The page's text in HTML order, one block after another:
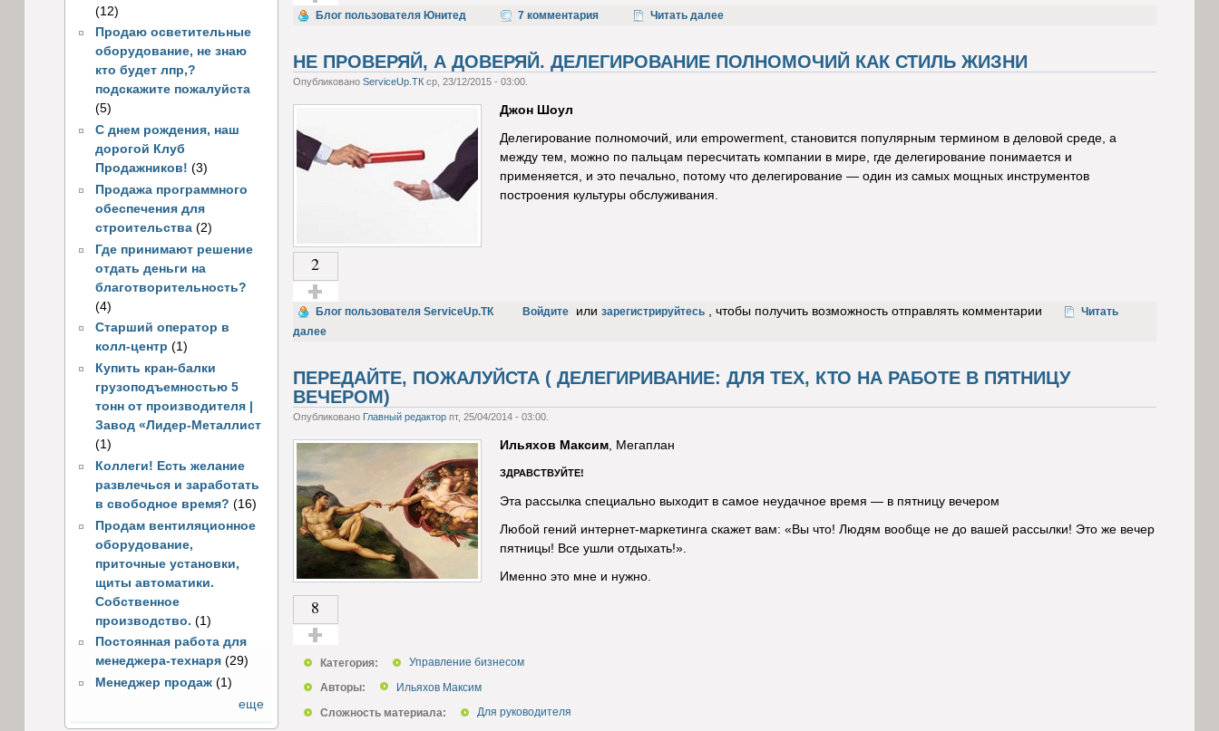
(12)
Продаю осветительные
оборудование, не знаю
кто будет лпр,?
подскажите пожалуйста
(5)
С днем рождения, наш
дорогой Клуб
Продажников! (3)
Продажа программного
обеспечения для
строительства (2)
Где принимают решение
отдать деньги на
благотворительность?
(4)
Старший оператор в
колл-центр (1)
Купить кран-балки
грузоподъемностью 5
тонн от производителя |
Завод «Лидер-Металлист
(1)
Коллеги! Есть желание
развлечься и заработать
в свободное время? (16)
Продам вентиляционное
оборудование,
приточные установки,
щиты автоматики.
Собственное
производство. (1)
Постоянная работа для
менеджера-технаря (29)
Менеджер продаж (1)
еще
Голос за!
Блог пользователя Юнитед 7 комментария Читать далее
НЕ ПРОВЕРЯЙ, А ДОВЕРЯЙ. ДЕЛЕГИРОВАНИЕ ПОЛНОМОЧИЙ КАК СТИЛЬ ЖИЗНИ
Опубликовано ServiceUp.ТКср, 23/12/2015 - 03:00.
Джон Шоул
Делегирование полномочий, или empowerment, становится популярным термином в деловой среде, а
между тем, можно по пальцам пересчитать компании в мире, где делегирование понимается и
применяется, и это печально, потому что делегирование — один из самых мощных инструментов
построения культуры обслуживания.
2
Голос за!
Блог пользователя ServiceUp.ТК Войдите или зарегистрируйтесь , чтобы получить возможность отправлять комментарии
Читать
далее
ПЕРЕДАЙТЕ, ПОЖАЛУЙСТА ( ДЕЛЕГИРИВАНИЕ: ДЛЯ ТЕХ, КТО НА РАБОТЕ В ПЯТНИЦУ
ВЕЧЕРОМ)
Опубликовано Главный редакторпт, 25/04/2014 - 03:00.
Ильяхов Максим, Мегаплан
ЗДРАВСТВУЙТЕ!
Эта рассылка специально выходит в самое неудачное время — в пятницу вечером
Любой гений интернет-маркетинга скажет вам: «Вы что! Людям вообще не до вашей рассылки! Это же вечер
пятницы! Все ушли отдыхать!».
Именно это мне и нужно.
8
Категория:
Управление бизнесом
Авторы:
Ильяхов Максим
Сложность материала:
Для руководителя